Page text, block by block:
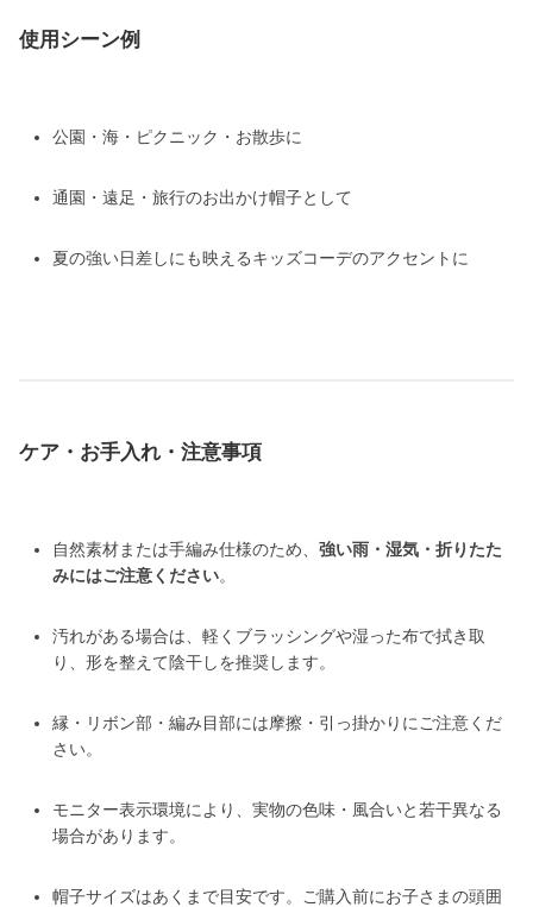
使用シーン例
公園・海・ピクニック・お散歩に
通園・遠足・旅行のお出かけ帽子として
夏の強い日差しにも映えるキッズコーデのアクセントに
ケア・お手入れ・注意事項
自然素材または手編み仕様のため、 強い雨・湿気・折りたた
みにはご注意ください。
汚れがある場合は、軽くブラッシングや湿った布で拭き取
り、形を整えて陰干しを推奨します。
縁・リボン部・編み目部には摩擦・引っ掛かりにご注意くだ
さい。
モニター表示環境により、実物の色味・風合いと若干異なる
場合があります。
帽子サイズはあくまで目安です。ご購入前にお子さまの頭囲